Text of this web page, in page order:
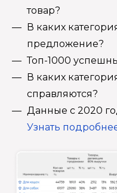
товар?
В каких
предложение?
Топ-1000
В каких
справляются?
Данные с 2020
Узнать